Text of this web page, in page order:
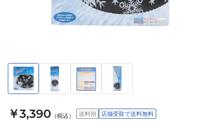
￥3,390 （税込） 送料別 店舗受取で送料無料